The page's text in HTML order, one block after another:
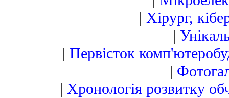
| Хірург,
|
| Первісток
|
| Хронологія розвитку